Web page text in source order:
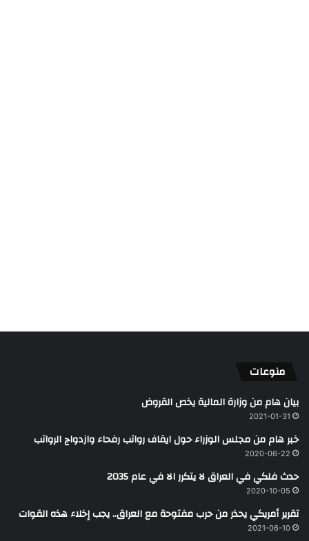
منوعات
بيان هام من وزارة المالية يخص القروض
2021-01-31
خبر هام من مجلس الوزراء حول ايقاف رواتب رفحاء وازدواج الرواتب
2020-06-22
حدث فلكي في العراق لا يتكرر الا في عام 2035
2020-10-05
تقرير أمريكي يحذر من حرب مفتوحة مع العراق.. يجب إخلاء هذه القوات
2021-06-10